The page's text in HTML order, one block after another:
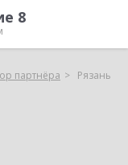
8
партнёра Рязань